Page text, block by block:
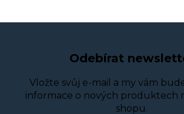
Odebírat
Vložte svůj e-mail a my vám
informace o nových produktech
shopu.